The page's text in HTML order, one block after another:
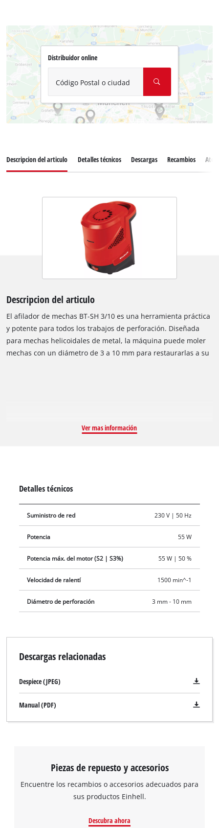
Distribuidor online
Código Postal o ciudad
Descripcion del articulo Detalles técnicos Descargas Recambios
Descripcion del articulo
El afilador de mechas BT-SH 3/10 es una herramienta práctica
y potente para todos los trabajos de perforación. Diseñada
para mechas helicoidales de metal, la máquina puede moler
mechas con un diámetro de 3 a 10 mm para restaurarlas a su
Ver mas información
Detalles técnicos
Suministro de red 230 V | 50 Hz
Potencia 55 W
Potencia máx. del motor (S2 | S3%) 55 W | 50 %
Velocidad de ralentí 1500 min^-1
Diámetro de perforación 3 mm - 10 mm
Descargas relacionadas
Despiece (JPEG)
Manual (PDF)
Piezas de repuesto y accesorios
Encuentre los recambios o accesorios adecuados para
sus productos Einhell.
Descubra ahora